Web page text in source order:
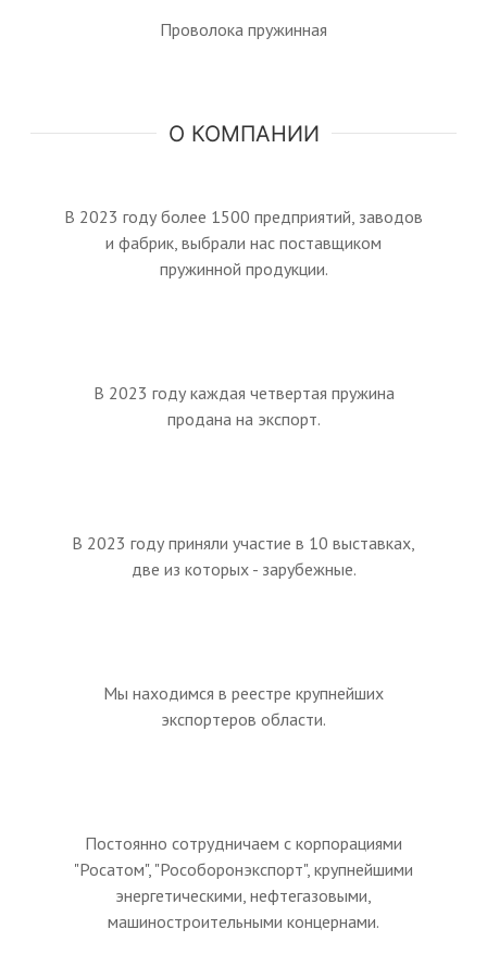
Проволока пружинная
О КОМПАНИИ
В 2023 году более 1500 предприятий, заводов
и фабрик, выбрали нас поставщиком
пружинной продукции.
В 2023 году каждая четвертая пружина
продана на экспорт.
В 2023 году приняли участие в 10 выставках,
две из которых - зарубежные.
Мы находимся в реестре крупнейших
экспортеров области.
Постоянно сотрудничаем с корпорациями
"Росатом", "Рособоронэкспорт", крупнейшими
энергетическими, нефтегазовыми,
машиностроительными концернами.